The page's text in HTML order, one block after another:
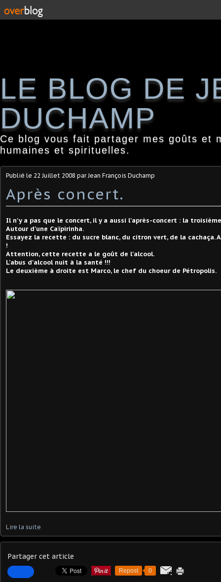
LE BLOG DE
DUCHAMP
Ce blog vous fait partager mes goûts et
humaines et spirituelles.
Publié le 22 Juillet 2008 par Jean François Duchamp
Après concert.
Il n'y a pas que le concert, il y a aussi l'après-concert : la
Autour d'une Caïpirinha.
Essayez la recette : du sucre blanc, du citron vert, de la cachaça.
!
Attention, cette recette a le goût de l'alcool.
L'abus d'alcool nuit à la santé !!!
Le deuxième à droite est Marco, le chef du choeur de Pétropolis.
Lire la suite
Partager cet article
Repost 0